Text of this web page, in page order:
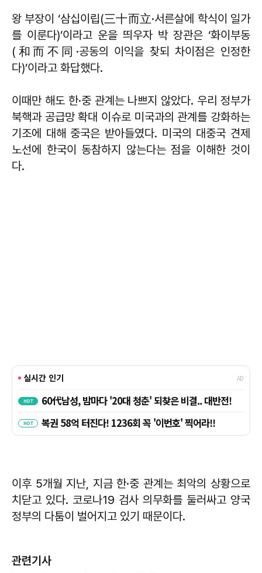
왕 부장이 ‘삼십이립(三十而立·서른살에 학식이 일가
를 이룬다)’이라고 운을 띄우자 박 장관은 ‘화이부동
(和而不同·공동의 이익을 찾되 차이점은 인정한
다)’이라고 화답했다.
이때만 해도 한·중 관계는 나쁘지 않았다. 우리 정부가
북핵과 공급망 확대 이슈로 미국과의 관계를 강화하는
기조에 대해 중국은 받아들였다. 미국의 대중국 견제
노선에 한국이 동참하지 않는다는 점을 이해한 것이
다.
이후 5개월 지난, 지금 한·중 관계는 최악의 상황으로
치닫고 있다. 코로나19 검사 의무화를 둘러싸고 양국
정부의 다툼이 벌어지고 있기 때문이다.
관련기사